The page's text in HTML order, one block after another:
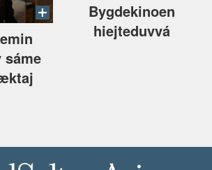
sáme
Bygdekinoen
hiejteduvvá